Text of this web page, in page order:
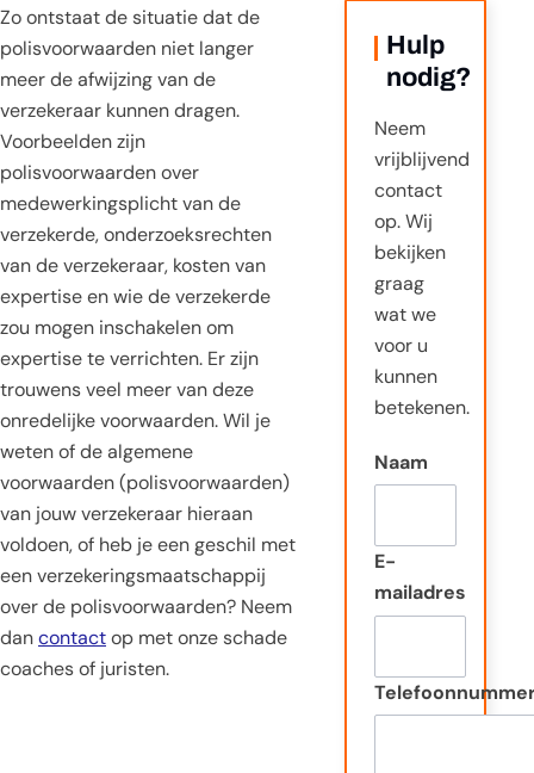
Zo ontstaat de situatie dat de
polisvoorwaarden niet langer
meer de afwijzing van de
verzekeraar kunnen dragen.
Voorbeelden zijn
polisvoorwaarden over
medewerkingsplicht van de
verzekerde, onderzoeksrechten
van de verzekeraar, kosten van
expertise en wie de verzekerde
zou mogen inschakelen om
expertise te verrichten. Er zijn
trouwens veel meer van deze
onredelijke voorwaarden. Wil je
weten of de algemene
voorwaarden (polisvoorwaarden)
van jouw verzekeraar hieraan
voldoen, of heb je een geschil met
een verzekeringsmaatschappij
over de polisvoorwaarden? Neem
dancontactop met onze schade
coaches of juristen.
Hulp
nodig?
Neem
vrijblijvend
contact
op. Wij
bekijken
graag
wat we
voor u
kunnen
betekenen.
Naam
E-
mailadres